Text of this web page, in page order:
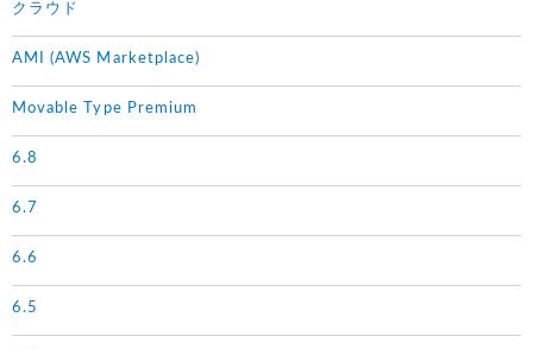
クラウド
AMI (AWS Marketplace)
Movable Type Premium
6.8
6.7
6.6
6.5